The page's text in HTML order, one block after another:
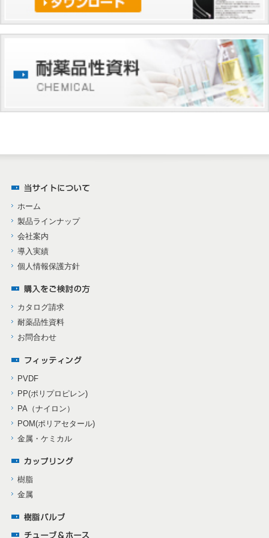
ホーム
製品ラインナップ
会社案内
導入実績
個人情報保護方針
カタログ請求
耐薬品性資料
お問合わせ
PVDF
PP(ポリプロピレン)
PA（ナイロン）
POM(ポリアセタール)
金属・ケミカル
樹脂
金属